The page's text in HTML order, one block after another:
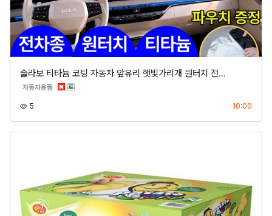
솔라보 티타늄 코팅 자동차 앞유리 햇빛가리개 원터치 전…
자동차용품분류
5 10:00